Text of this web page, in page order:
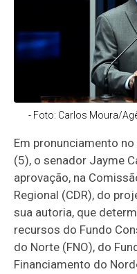
- Foto: Carlos Moura/
Em pronunciamento
(5), o senador Jayme
aprovação, na
Regional (CDR), do
sua autoria, que
recursos do Fundo
do Norte (FNO), do
Financiamento do